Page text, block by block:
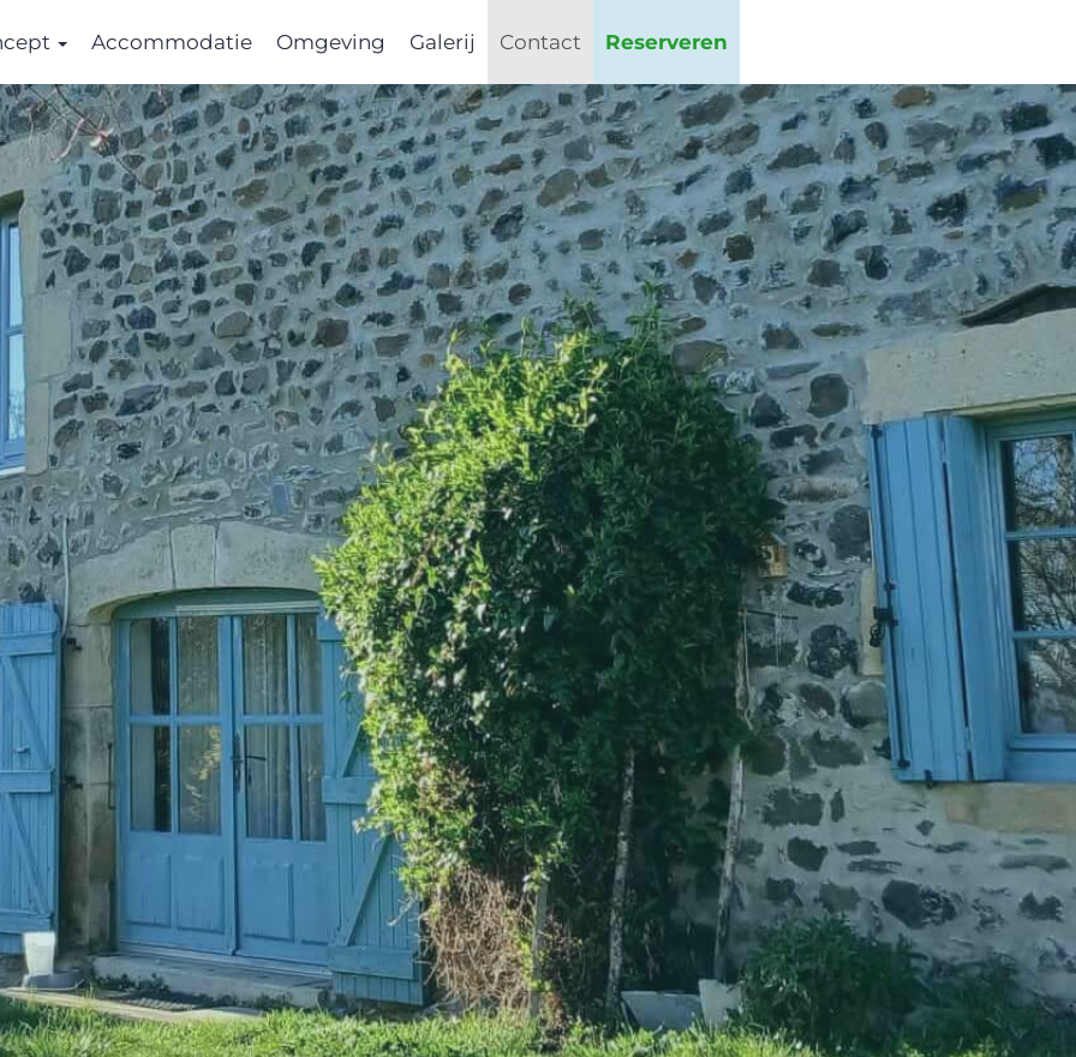
Accommodatie Omgeving Galerij Contact Reserveren